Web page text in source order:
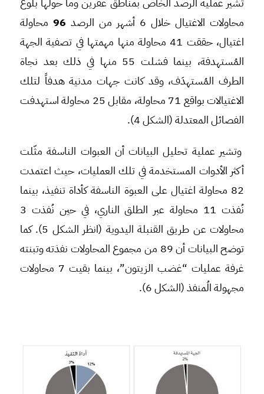
محاولات الاغتيال خلال 6 أشهر من الرصد
96 محاولة
اغتيال، حققت 41 محاولة منها مهمتها في تصفية الجهة
المُستهدفة، بينما فشلت 55 منها في ذلك بعد نجاة
الطرف المُستهدَف، وقد كانت جهات مدنية هدفاً لتلك
الاغتيالات بواقع 71 محاولة، مقابل 25 محاولة استهدفت
الفصائل المعتدلة (الشكل 4).
وتشير عملية تحليل البيانات أن العبوات الناسفة مثّلت
أكثر الأدوات المستخدمة في تلك العمليات، حيث اعتمدت
82 محاولة اغتيال على العبوة الناسفة كأداة تنفيذ، بينما
نُفذت 11 محاولة عبر الطلق الناري، في حين نُفذت 3
محاولات عن طريق القنبلة اليدوية (انظر الشكل 5). كما
توضح البيانات أن 89 من مجموع المحاولات نفذته وتبنته
غرفة عمليات “غضب الزيتون”، بينما بقيت 7 محاولات
مجهولة الُمنفذ (الشكل 6).